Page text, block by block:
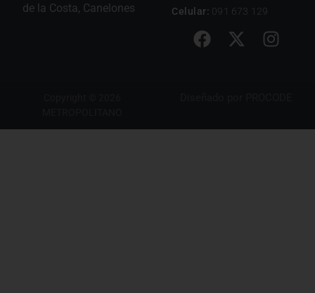
de la Costa, Canelones
Celular: 091 673 129